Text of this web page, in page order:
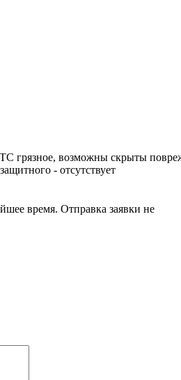
грязное, возможны скрыты
- отсутствует
время. Отправка заявки не